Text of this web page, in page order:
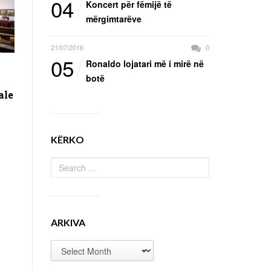
04
Koncert për fëmijë të
mërgimtarëve
21/07/2016 0
05
Ronaldo lojatari më i mirë në
botë
KËRKO
ARKIVA